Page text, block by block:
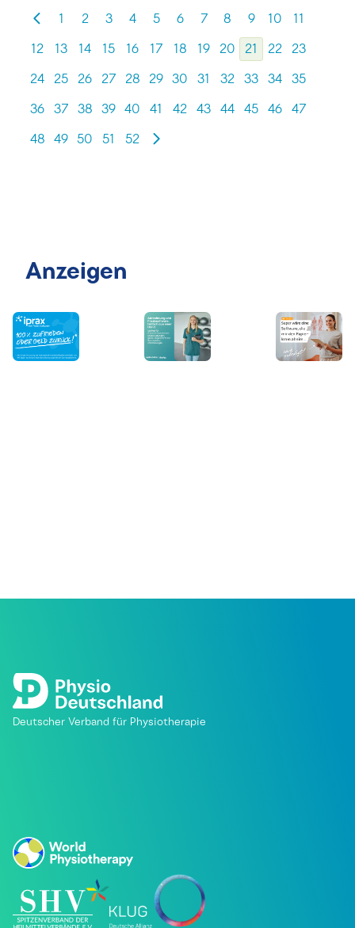
1 2 3 4 5 6 7 8 9 10 11
12 13 14 15 16 17 18 19 20 21 22 23
24 25 26 27 28 29 30 31 32 33 34 35
36 37 38 39 40 41 42 43 44 45 46 47
48 49 50 51 52
Anzeigen
Deutscher Verband für Physiotherapie